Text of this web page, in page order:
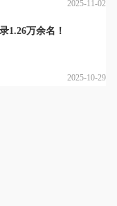
2025-11-02
1.26万余名！
2025-10-29